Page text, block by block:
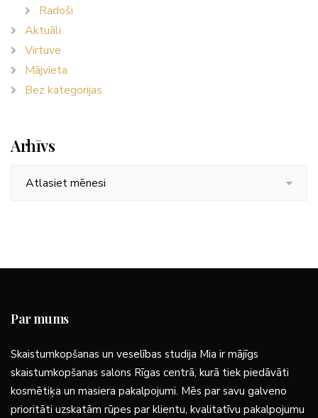
Radoši
Aktuāli
Virtuve
Mājvieta
Bez kategorijas
Arhīvs
Par mums
Skaistumkopšanas un veselības studija Mia ir mājīgs
skaistumkopšanas salons Rīgas centrā, kurā tiek piedāvāti
kosmētiķa un masiera pakalpojumi. Mēs par savu galveno
prioritāti uzskatām rūpes par klientu, kvalitatīvu pakalpojumu